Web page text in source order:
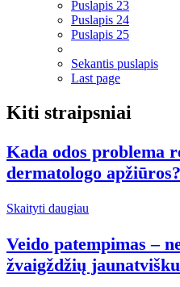
Puslapis 23
Puslapis 24
Puslapis 25
Sekantis puslapis
Last page
Kiti straipsniai
Kada odos problema
dermatologo apžiūros?
Skaityti daugiau
Veido patempimas –
žvaigždžių